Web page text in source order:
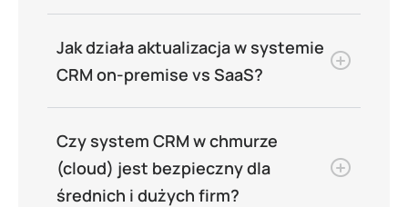
Jak działa aktualizacja w systemie
CRM on-premise vs SaaS?
Czy system CRM w chmurze
(cloud) jest bezpieczny dla
średnich i dużych firm?